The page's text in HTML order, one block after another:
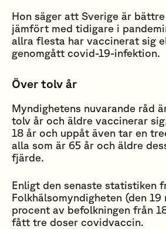
Hon säger att Sverige är
jämfört med tidigare i
allra flesta har vaccinerat sig
genomgått covid-19-infektion.
Över tolv år
Myndighetens nuvarande råd
tolv år och äldre vaccinerar
18 år och uppåt även tar en
alla som är 65 år och äldre
fjärde.
Enligt den senaste statistiken
Folkhälsomyndigheten (den 19
procent av befolkningen från
fått tre doser covidvaccin.